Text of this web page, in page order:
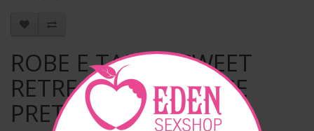
ROBE E TANGA SWEET
RETREAT PENTHOUSE
PRETO